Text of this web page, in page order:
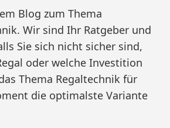
Blog zum Thema
Wir sind Ihr Ratgeber und
Sie sich nicht sicher sind,
oder welche Investition
Thema Regaltechnik für
die optimalste Variante